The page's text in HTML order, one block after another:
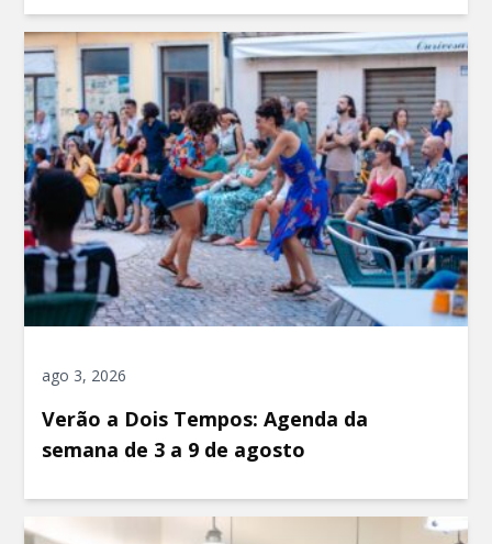
ago 3, 2026
Verão a Dois Tempos: Agenda da
semana de 3 a 9 de agosto